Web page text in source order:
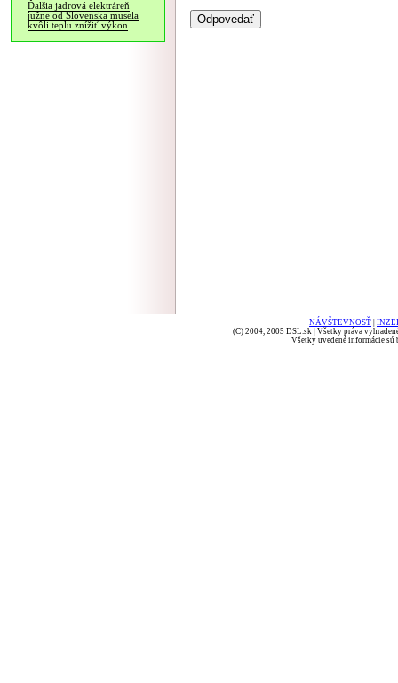
Ďalšia jadrová elektráreň
južne od Slovenska musela
kvôli teplu znížiť výkon
NÁVŠTEVNOSŤ
(C) 2004, 2005 DSL.sk | Všetky práva
Všetky uvedené informácie sú